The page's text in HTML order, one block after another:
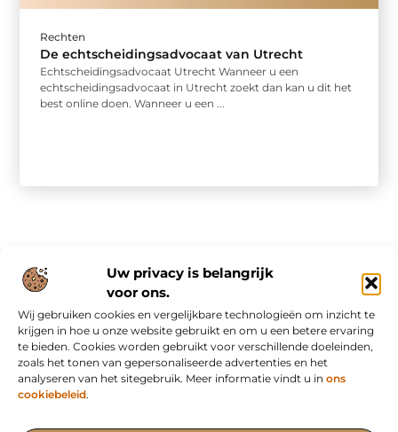
Uw privacy is belangrijk
voor ons.
Wij gebruiken cookies en vergelijkbare technologieën om inzicht te
krijgen in hoe u onze website gebruikt en om u een betere ervaring
te bieden. Cookies worden gebruikt voor verschillende doeleinden,
zoals het tonen van gepersonaliseerde advertenties en het
analyseren van het sitegebruik. Meer informatie vindt u in ons
cookiebeleid.
Rechten
De echtscheidingsadvocaat van Utrecht
Echtscheidingsadvocaat Utrecht Wanneer u een
echtscheidingsadvocaat in Utrecht zoekt dan kan u dit het
best online doen. Wanneer u een ...
Onze informatie